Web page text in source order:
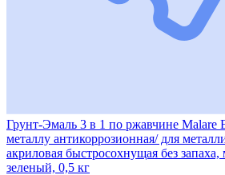
Грунт-Эмаль 3 в 1 по ржавчине Malare
металлу антикоррозионная/ для
акриловая быстросохнущая без
зеленый, 0,5 кг